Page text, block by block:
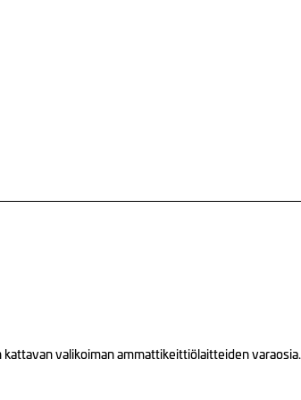
valikoiman ammattikeittiölaitteiden varaosia.